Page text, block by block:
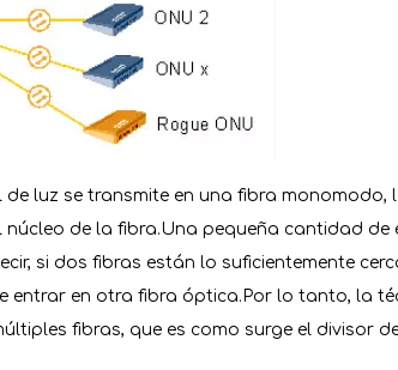
luz se transmite en una fibra monomodo,
de la fibra.Una pequeña cantidad de
si dos fibras están lo suficientemente
entrar en otra fibra óptica.Por lo tanto, la
fibras, que es como surge el divisor